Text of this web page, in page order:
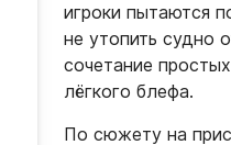
игроки пытаются
не утопить судно
сочетание
лёгкого блефа.
По сюжету на